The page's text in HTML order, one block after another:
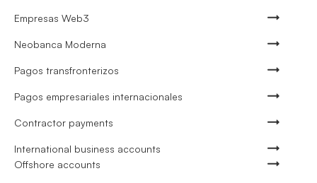
Empresas Web3
Neobanca Moderna
Pagos transfronterizos
Pagos empresariales internacionales
Contractor payments
International business accounts
Offshore accounts